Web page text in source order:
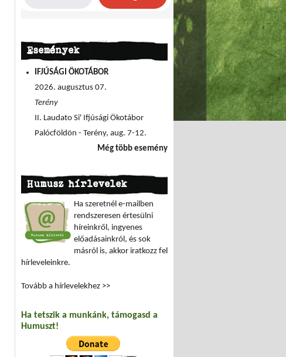
Események
IFJÚSÁGI ÖKOTÁBOR
2026. augusztus 07.
Terény
II. Laudato Si' Ifjúsági Ökotábor
Palócföldön - Terény, aug. 7-12.
Még több esemény
Humusz hírlevelek
Ha szeretnél e-mailben
rendszeresen értesülni
híreinkről, ingyenes
előadásainkról, és sok
másról is, akkor iratkozz fel
hírleveleinkre.
Tovább a hírlevelekhez >>
Ha tetszik a munkánk, támogasd a
Humuszt!